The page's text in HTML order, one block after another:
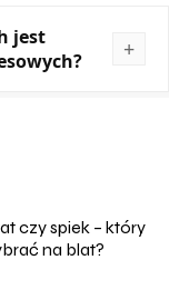
jest
czy spiek – który
na blat?